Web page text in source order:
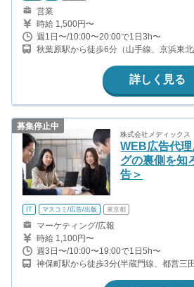
営業
時給 1,500円〜
週1日〜/10:00〜20:00で1日3h〜
秋葉原駅から徒歩6分（山手線、京浜東
（総武線快速） 神田駅から徒歩12分（山
詳しく見る
募集停止中
株式会社メディックス
WEB広告代
グの裏側を知
告＞
IT マスコミ/広告/出版 東京都
マーケティング/広報
時給 1,100円〜
週3日〜/10:00〜19:00で1日5h〜
神保町駅から徒歩3分(半蔵門線、都営三